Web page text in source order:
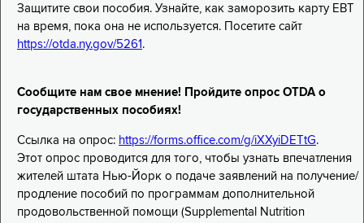
Защитите свои пособия. Узнайте, как заморозить карту EBT
на время, пока она не используется. Посетите сайт
https://otda.ny.gov/5261 .
Сообщите нам свое мнение! Пройдите опрос OTDA о
государственных пособиях!
Ссылка на опрос: https://forms.office.com/g/iXXyiDETtG.
Этот опрос проводится для того, чтобы узнать впечатления
жителей штата Нью-Йорк о подаче заявлений на получение/
продление пособий по программам дополнительной
продовольственной помощи (Supplemental Nutrition